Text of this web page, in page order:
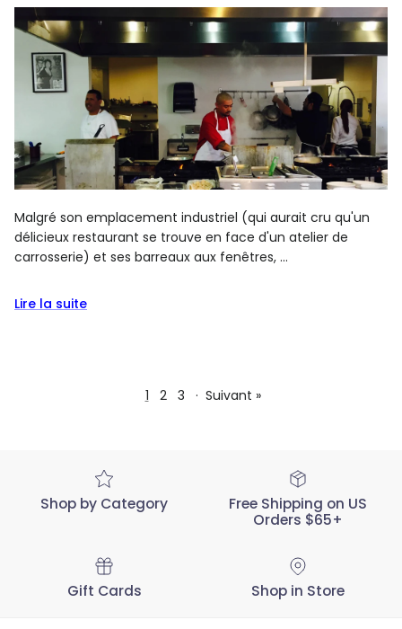
Malgré son emplacement industriel (qui aurait cru qu'un
délicieux restaurant se trouve en face d'un atelier de
carrosserie) et ses barreaux aux fenêtres, ...
Lire la suite
1 2 3 · Suivant »
Shop by Category
Free Shipping on US
Orders $65+
Gift Cards Shop in Store